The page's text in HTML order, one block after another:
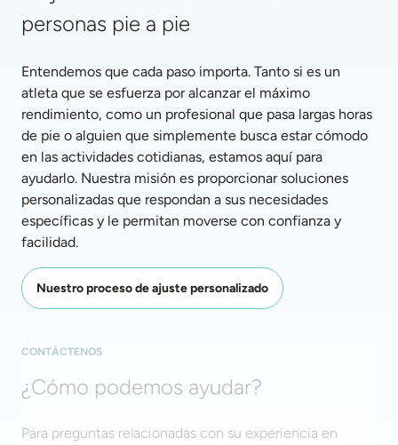
personas pie a pie
Entendemos que cada paso importa. Tanto si es un
atleta que se esfuerza por alcanzar el máximo
rendimiento, como un profesional que pasa largas horas
de pie o alguien que simplemente busca estar cómodo
en las actividades cotidianas, estamos aquí para
ayudarlo. Nuestra misión es proporcionar soluciones
personalizadas que respondan a sus necesidades
específicas y le permitan moverse con confianza y
facilidad.
Nuestro proceso de ajuste personalizado
CONTÁCTENOS
¿Cómo podemos ayudar?
Para preguntas relacionadas con su experiencia en